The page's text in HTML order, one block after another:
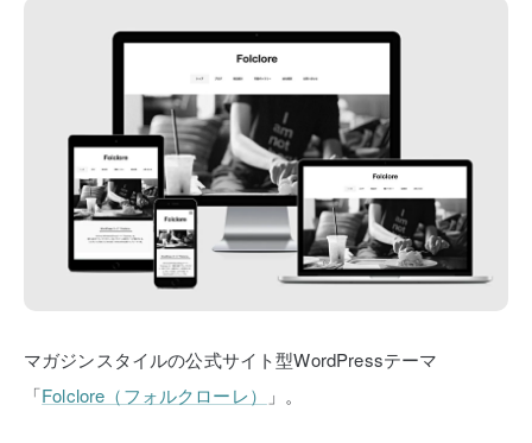
マガジンスタイルの公式サイト型WordPressテーマ
「Folclore（フォルクローレ） 」。